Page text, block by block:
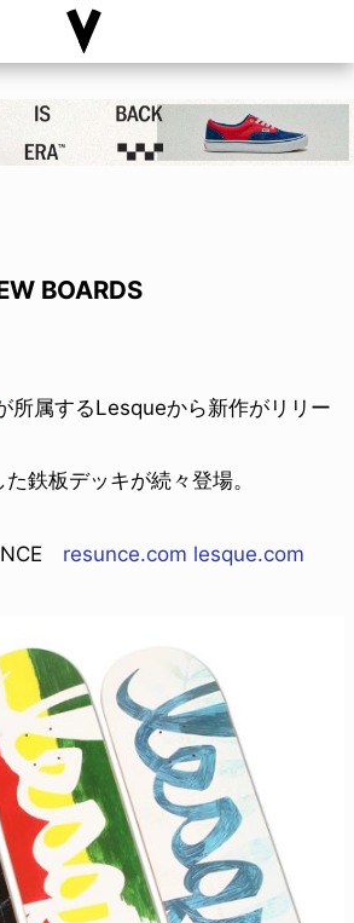
BOARDS
所属するLesqueから新作がリリー
鉄板デッキが続々登場。
resunce.com lesque.com